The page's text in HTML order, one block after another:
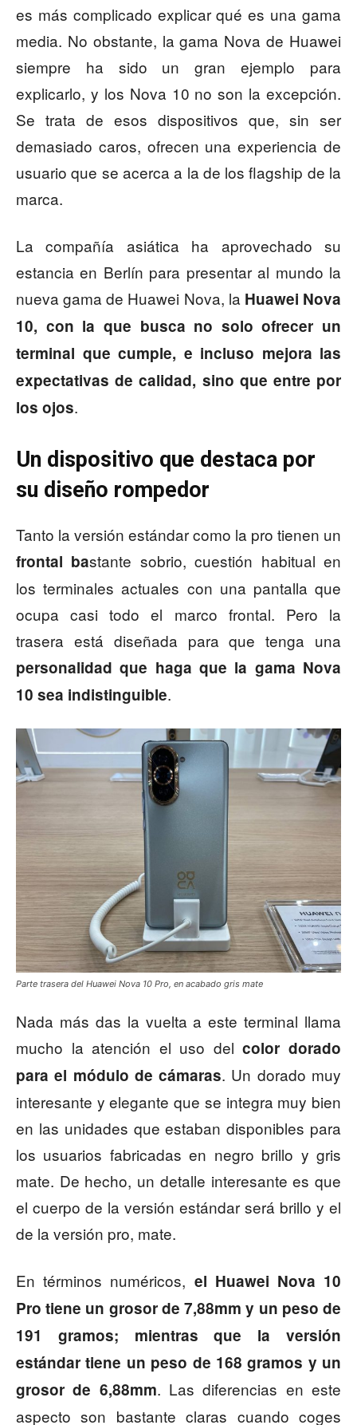
es más complicado explicar qué es una gama
media. No obstante, la gama Nova de Huawei
siempre ha sido un gran ejemplo para
explicarlo, y los Nova 10 no son la excepción.
Se trata de esos dispositivos que, sin ser
demasiado caros, ofrecen una experiencia de
usuario que se acerca a la de los flagship de la
marca.
La compañía asiática ha aprovechado su
estancia en Berlín para presentar al mundo la
nueva gama de Huawei Nova, la Huawei Nova
10, con la que busca no solo ofrecer un
terminal que cumple, e incluso mejora las
expectativas de calidad, sino que entre por
los ojos.
Un dispositivo que destaca por
su diseño rompedor
Tanto la versión estándar como la pro tienen un
frontal bastante sobrio, cuestión habitual en
los terminales actuales con una pantalla que
ocupa casi todo el marco frontal. Pero la
trasera está diseñada para que tenga una
personalidad que haga que la gama Nova
10 sea indistinguible.
Parte trasera del Huawei Nova 10 Pro, en acabado gris mate
Nada más das la vuelta a este terminal llama
mucho la atención el uso delcolor dorado
para el módulo de cámaras. Un dorado muy
interesante y elegante que se integra muy bien
en las unidades que estaban disponibles para
los usuarios fabricadas en negro brillo y gris
mate. De hecho, un detalle interesante es que
el cuerpo de la versión estándar será brillo y el
de la versión pro, mate.
En términos numéricos, el Huawei Nova 10
Pro tiene un grosor de 7,88mm y un peso de
191 gramos; mientras que la versión
estándar tiene un peso de 168 gramos y un
grosor de 6,88mm. Las diferencias en este
aspecto son bastante claras cuando coges